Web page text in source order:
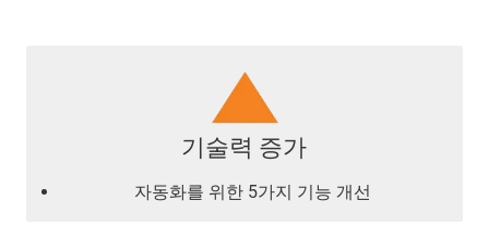
기술력 증가
자동화를 위한 5가지 기능 개선